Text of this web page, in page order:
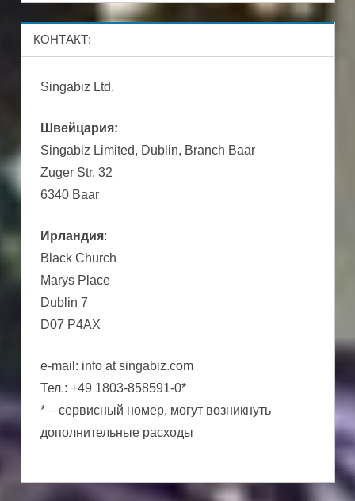
КОНТАКТ:
Singabiz Ltd.
Швейцария:
Singabiz Limited, Dublin, Branch Baar
Zuger Str. 32
6340 Baar
Ирландия:
Black Church
Marys Place
Dublin 7
D07 P4AX
e-mail: info at singabiz.com
Тел.: +49 1803-858591-0*
* – сервисный номер, могут возникнуть
дополнительные расходы